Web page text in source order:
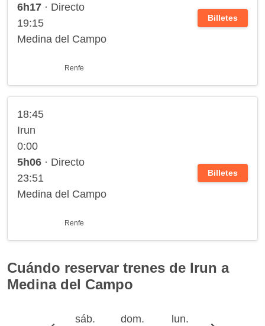
6h17 · Directo
19:15
Medina del Campo
Renfe
Billetes
18:45
Irun
0:00
5h06 · Directo
23:51
Medina del Campo
Renfe
Billetes
Cuándo reservar trenes de Irun a
Medina del Campo
sáb.
dom.
lun.